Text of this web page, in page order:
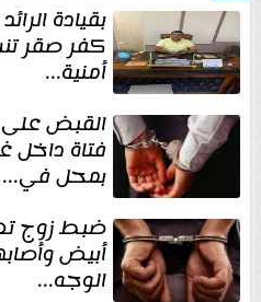
بقيادة
كفر صقر
أمنية...
القبض
فتاة داخل
بمحل في...
ضبط زوج
أبيض
الوجه...